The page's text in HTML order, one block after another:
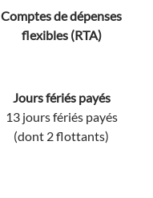
Comptes de dépenses
flexibles (RTA)
Jours fériés payés
13 jours fériés payés
(dont 2 flottants)